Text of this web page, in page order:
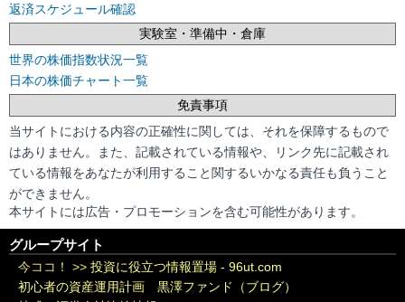
返済スケジュール確認
実験室・準備中・倉庫
世界の株価指数状況一覧
日本の株価チャート一覧
免責事項
当サイトにおける内容の正確性に関しては、それを保障するもので
はありません。また、記載されている情報や、リンク先に記載され
ている情報をあなたが利用すること関するいかなる責任も負うこと
ができません。
本サイトには広告・プロモーションを含む可能性があります。
グループサイト
今ココ！ >> 投資に役立つ情報置場 - 96ut.com
初心者の資産運用計画 黒澤ファンド（ブログ）